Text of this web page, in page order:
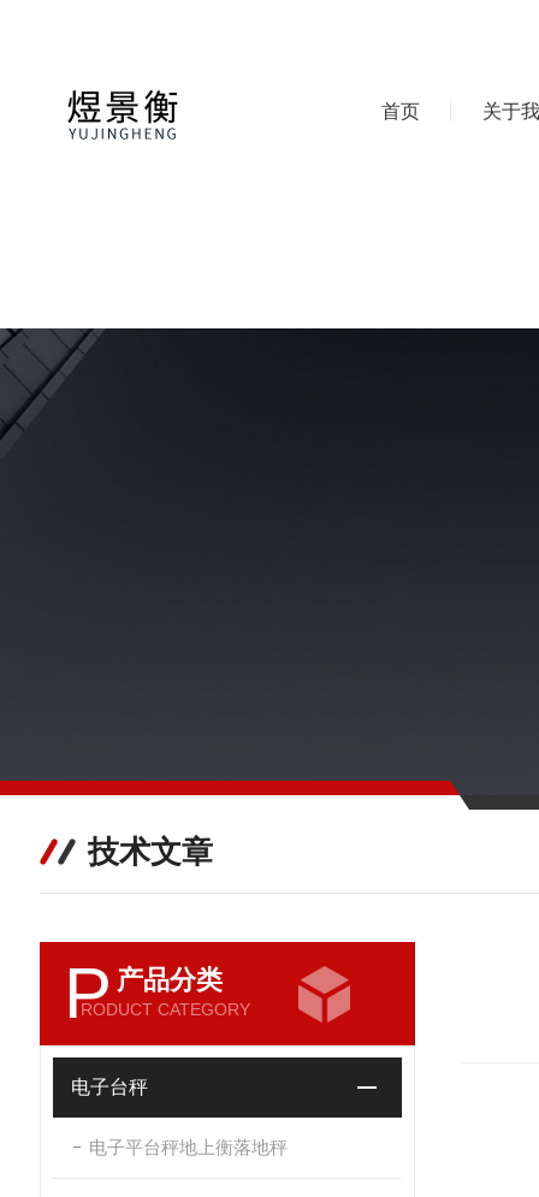
首页 关于
技术文章
P 产品分类
RODUCT CATEGORY
电子台秤
电子平台秤地上衡落地秤